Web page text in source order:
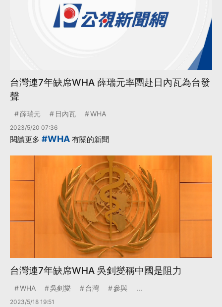
台灣連7年缺席WHA 薛瑞元率團赴日內瓦為台發
聲
薛瑞元 日內瓦 WHA
2023/5/20 07:36
閱讀更多 #WHA 有關的新聞
台灣連7年缺席WHA 吳釗燮稱中國是阻力
WHA 吳釗燮 台灣 參與 ...
2023/5/18 19:51